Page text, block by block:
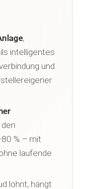
,
intelligentes
und
% – mit
laufende
lohnt, hängt